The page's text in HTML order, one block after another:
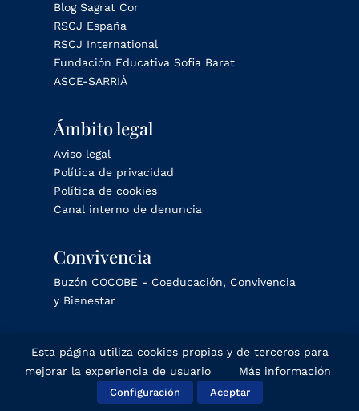
Blog Sagrat Cor
RSCJ España
RSCJ International
Fundación Educativa Sofia Barat
ASCE-SARRIÀ
Ámbito legal
Aviso legal
Política de privacidad
Política de cookies
Canal interno de denuncia
Convivencia
Buzón COCOBE - Coeducación, Convivencia
y Bienestar
© Sagrat Cor Sarrià 2025
Esta página utiliza cookies propias y de terceros para
mejorar la experiencia de usuario
Más información
Configuración Aceptar